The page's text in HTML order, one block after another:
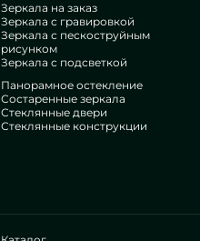
Зеркала на заказ
Зеркала с гравировкой
Зеркала с пескоструйным
рисунком
Зеркала с подсветкой
Панорамное остекление
Состаренные зеркала
Стеклянные двери
Стеклянные конструкции